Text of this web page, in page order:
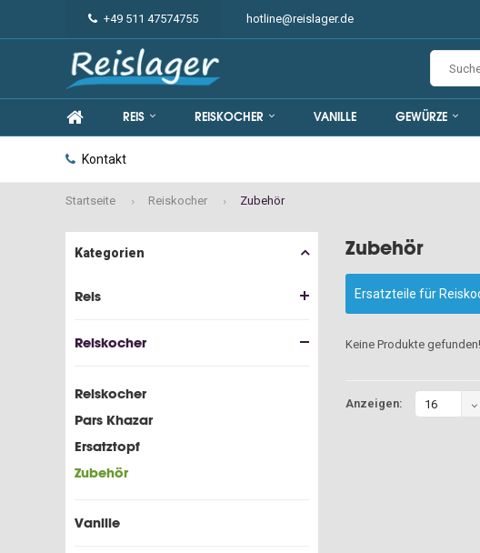
+49 511 47574755 hotline@reislager.de
REIS REISKOCHER VANILLE GEWÜRZE
Kontakt
Startseite Reiskocher Zubehör
Kategorien
Reis
Reiskocher
Reiskocher
Pars Khazar
Ersatztopf
Zubehör
Vanille
Zubehör
Ersatzteile für
Keine Produkte
Anzeigen: 16